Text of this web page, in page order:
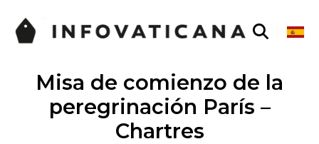
Misa de comienzo de la
peregrinación París –
Chartres